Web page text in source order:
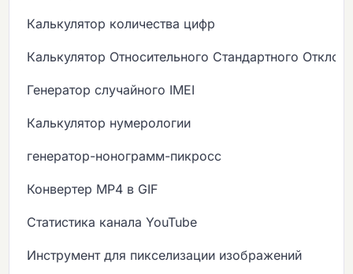
Калькулятор количества цифр
Калькулятор Относительного Стандартного
Генератор случайного IMEI
Калькулятор нумерологии
генератор-нонограмм-пикросс
Конвертер MP4 в GIF
Статистика канала YouTube
Инструмент для пикселизации изображений